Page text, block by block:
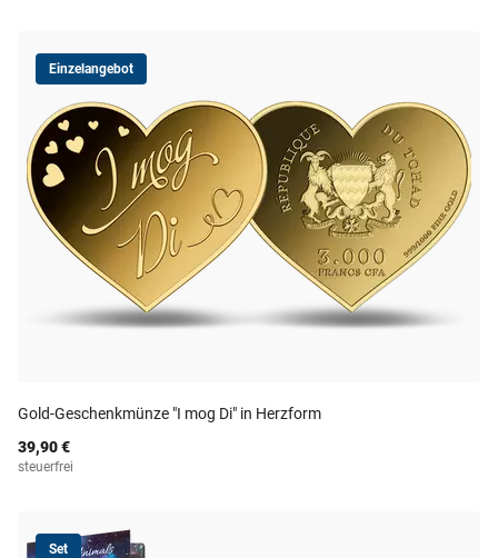
Einzelangebot
Gold-Geschenkmünze "I mog Di" in Herzform
39,90 €
steuerfrei
Set